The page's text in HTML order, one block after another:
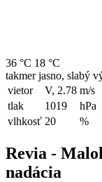
36 °C 18 °C
takmer jasno, slabý
vietor
V, 2.78 m/s
tlak
1019
hPa
vlhkosť 20 %
Revia -
nadácia